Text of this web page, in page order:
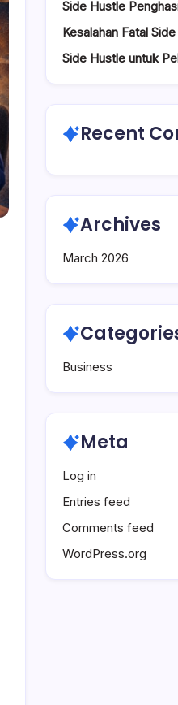
Side Hustle
Kesalahan Fatal
Side Hustle untuk
Recent
Archives
March 2026
Business
Meta
Log in
Entries feed
Comments feed
WordPress.org